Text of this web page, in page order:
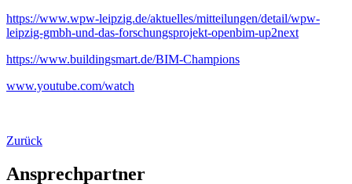
https://www.wpw-leipzig.de/aktuelles/mitteilungen/detail/wpw-
leipzig-gmbh-und-das-forschungsprojekt-openbim-up2next
https://www.buildingsmart.de/BIM-Champions
www.youtube.com/watch
Zurück
Ansprechpartner